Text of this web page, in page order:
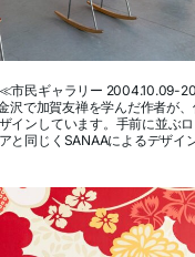
市民ギャラリー 2004.10.09-
沢で加賀友禅を学んだ作者が
インしています。手前に並ぶ
と同じくSANAAによるデザイ